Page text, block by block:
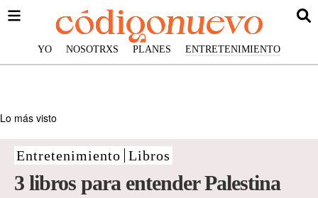
YO NOSOTRXS PLANES ENTRETENIMIENTO
Lo más visto
Entretenimiento Libros
3 libros para entender Palestina